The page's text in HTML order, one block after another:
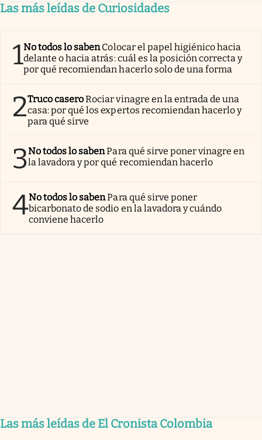
Las más leídas de Curiosidades
1No todos lo sabenColocar el papel higiénico hacia
delante o hacia atrás: cuál es la posición correcta y
por qué recomiendan hacerlo solo de una forma
2Truco caseroRociar vinagre en la entrada de una
casa: por qué los expertos recomiendan hacerlo y
para qué sirve
3No todos lo sabenPara qué sirve poner vinagre en
la lavadora y por qué recomiendan hacerlo
4No todos lo sabenPara qué sirve poner
bicarbonato de sodio en la lavadora y cuándo
conviene hacerlo
Las más leídas de El Cronista Colombia